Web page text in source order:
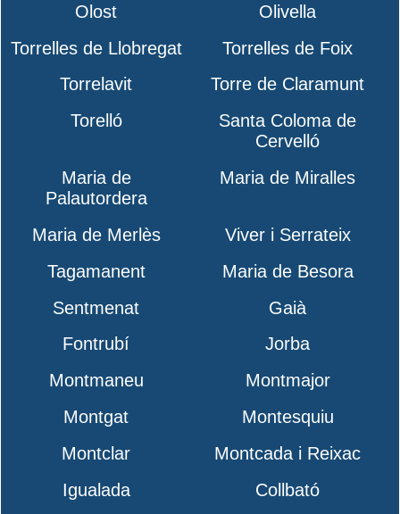
Olost
Olivella
Torrelles de Llobregat
Torrelles de Foix
Torrelavit
Torre de Claramunt
Torelló
Santa Coloma de
Cervelló
Maria de
Palautordera
Maria de Miralles
Maria de Merlès
Viver i Serrateix
Tagamanent
Maria de Besora
Sentmenat
Gaià
Fontrubí
Jorba
Montmaneu
Montmajor
Montgat
Montesquiu
Montclar
Montcada i Reixac
Igualada
Collbató